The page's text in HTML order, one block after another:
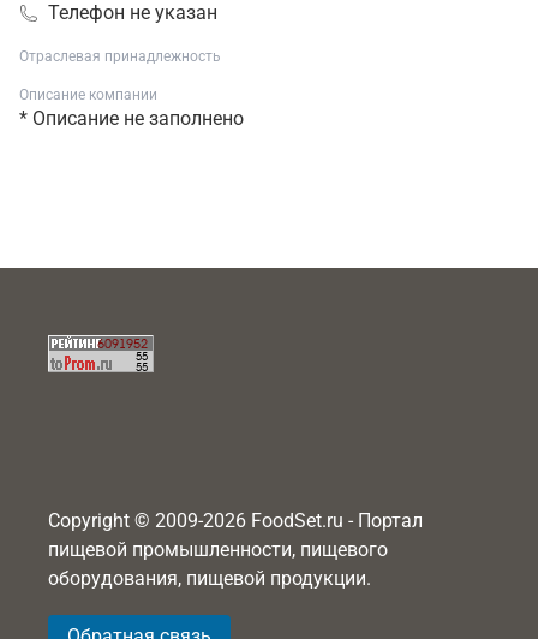
Телефон не указан
Отраслевая принадлежность
Описание компании
* Описание не заполнено
Copyright © 2009-2026 FoodSet.ru - Портал
пищевой промышленности, пищевого
оборудования, пищевой продукции.